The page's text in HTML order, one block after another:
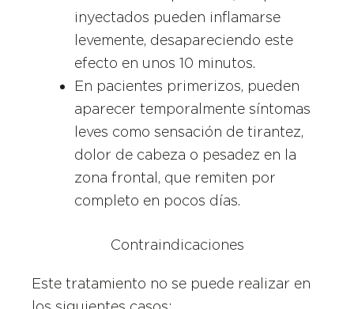
inyectados pueden inflamarse
levemente, desapareciendo este
efecto en unos 10 minutos.
En pacientes primerizos, pueden
aparecer temporalmente síntomas
leves como sensación de tirantez,
dolor de cabeza o pesadez en la
zona frontal, que remiten por
completo en pocos días.
Contraindicaciones
Este tratamiento no se puede realizar en